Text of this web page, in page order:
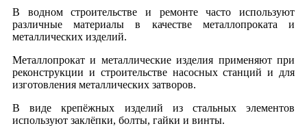
В водном строительстве и ремонте часто используют
различные материалы в качестве металлопроката и
металлических изделий.
Металлопрокат и металлические изделия применяют при
реконструкции и строительстве насосных станций и для
изготовления металлических затворов.
В виде крепёжных изделий из стальных элементов
используют заклёпки, болты, гайки и винты.